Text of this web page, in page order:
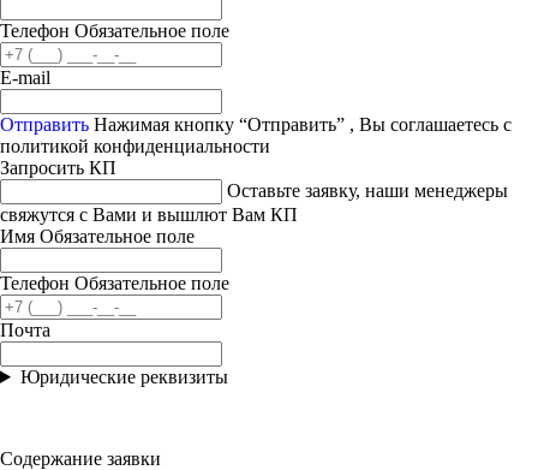
Телефон Обязательное поле
E-mail
Отправить Нажимая кнопку “Отправить” , Вы соглашаетесь с
политикой конфиденциальности
Запросить КП
Оставьте заявку, наши менеджеры
свяжутся с Вами и вышлют Вам КП
Имя Обязательное поле
Телефон Обязательное поле
Почта
Юридические реквизиты
Содержание заявки